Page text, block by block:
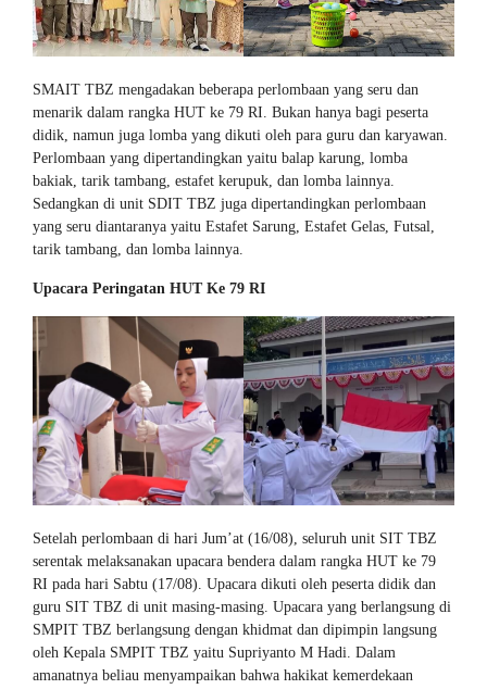
SMAIT TBZ mengadakan beberapa perlombaan yang seru dan
menarik dalam rangka HUT ke 79 RI. Bukan hanya bagi peserta
didik, namun juga lomba yang dikuti oleh para guru dan karyawan.
Perlombaan yang dipertandingkan yaitu balap karung, lomba
bakiak, tarik tambang, estafet kerupuk, dan lomba lainnya.
Sedangkan di unit SDIT TBZ juga dipertandingkan perlombaan
yang seru diantaranya yaitu Estafet Sarung, Estafet Gelas, Futsal,
tarik tambang, dan lomba lainnya.
Upacara Peringatan HUT Ke 79 RI
Setelah perlombaan di hari Jum’at (16/08), seluruh unit SIT TBZ
serentak melaksanakan upacara bendera dalam rangka HUT ke 79
RI pada hari Sabtu (17/08). Upacara dikuti oleh peserta didik dan
guru SIT TBZ di unit masing-masing. Upacara yang berlangsung di
SMPIT TBZ berlangsung dengan khidmat dan dipimpin langsung
oleh Kepala SMPIT TBZ yaitu Supriyanto M Hadi. Dalam
amanatnya beliau menyampaikan bahwa hakikat kemerdekaan